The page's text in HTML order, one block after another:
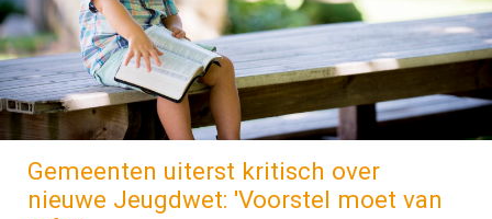
Gemeenten uiterst kritisch over
nieuwe Jeugdwet: 'Voorstel moet van